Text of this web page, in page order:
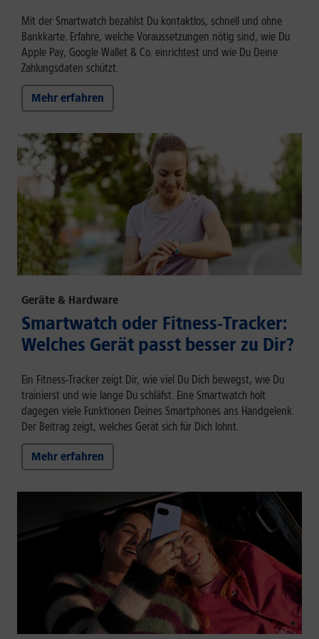
Mit der Smartwatch bezahlst Du kontaktlos, schnell und ohne
Bankkarte. Erfahre, welche Voraussetzungen nötig sind, wie Du
Apple Pay, Google Wallet & Co. einrichtest und wie Du Deine
Zahlungsdaten schützt.
Mehr erfahren
Geräte & Hardware
Smartwatch oder Fitness-Tracker:
Welches Gerät passt besser zu Dir?
Ein Fitness-Tracker zeigt Dir, wie viel Du Dich bewegst, wie Du
trainierst und wie lange Du schläfst. Eine Smartwatch holt
dagegen viele Funktionen Deines Smartphones ans Handgelenk.
Der Beitrag zeigt, welches Gerät sich für Dich lohnt.
Mehr erfahren